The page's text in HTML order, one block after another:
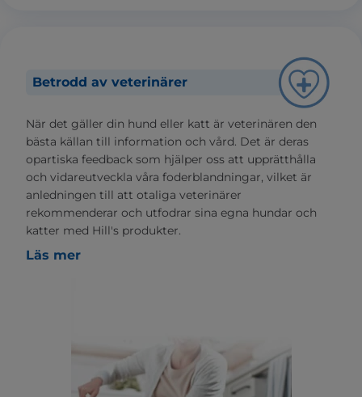
Betrodd av veterinärer
När det gäller din hund eller katt är veterinären den
bästa källan till information och vård. Det är deras
opartiska feedback som hjälper oss att upprätthålla
och vidareutveckla våra foderblandningar, vilket är
anledningen till att otaliga veterinärer
rekommenderar och utfodrar sina egna hundar och
katter med Hill's produkter.
Läs mer